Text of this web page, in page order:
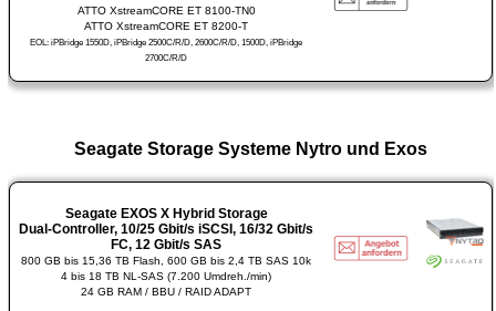
ATTO XstreamCORE ET 8100-TN0
ATTO XstreamCORE ET 8200-T
EOL: iPBridge 1550D, iPBridge 2500C/R/D, 2600C/R/D, 1500D, iPBridge
2700C/R/D
Seagate Storage Systeme Nytro und Exos
Seagate EXOS X Hybrid Storage
Dual-Controller, 10/25 Gbit/s iSCSI, 16/32 Gbit/s
FC, 12 Gbit/s SAS
800 GB bis 15,36 TB Flash, 600 GB bis 2,4 TB SAS 10k
4 bis 18 TB NL-SAS (7.200 Umdreh./min)
24 GB RAM / BBU / RAID ADAPT